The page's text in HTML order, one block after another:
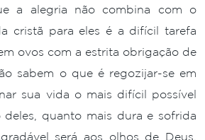
a alegria não combina com o
cristã para eles é a difícil tarefa
ovos com a estrita obrigação de
sabem o que é regozijar-se em
sua vida o mais difícil possível
quanto mais dura e sofrida
será aos olhos de Deus.